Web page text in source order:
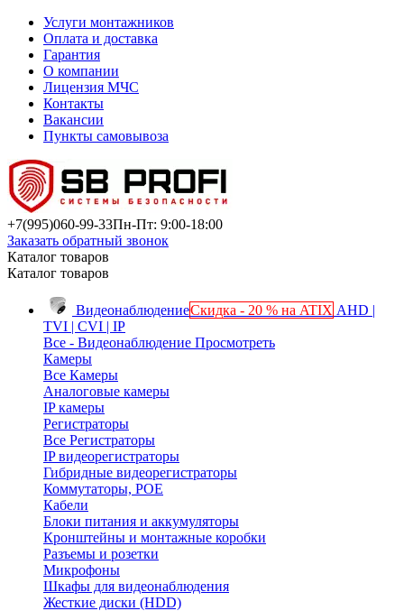
Услуги монтажников
Оплата и доставка
Гарантия
О компании
Лицензия МЧС
Контакты
Вакансии
Пункты самовывоза
+7(995)060-99-33Пн-Пт: 9:00-18:00
Заказать обратный звонок
Каталог товаров
Каталог товаров
ВидеонаблюдениеСкидка - 20 % на ATIX AHD |
TVI | CVI | IP
Все - Видеонаблюдение Просмотреть
Камеры
Все Камеры
Аналоговые камеры
IP камеры
Регистраторы
Все Регистраторы
IP видеорегистраторы
Гибридные видеорегистраторы
Коммутаторы, POE
Кабели
Блоки питания и аккумуляторы
Кронштейны и монтажные коробки
Разъемы и розетки
Микрофоны
Шкафы для видеонаблюдения
Жесткие диски (HDD)